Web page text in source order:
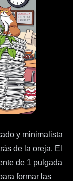
y minimalista
de la oreja. El
de 1 pulgada
formar las